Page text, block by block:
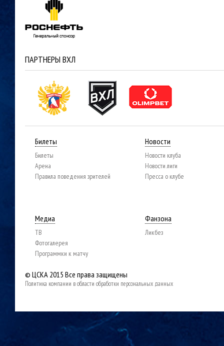
ПАРТНЕРЫ ВХЛ
Билеты
Билеты
Арена
Правила поведения зрителей
Новости
Новости клуба
Новости лиги
Пресса о клубе
Медиа
ТВ
Фотогалерея
Программки к матчу
Фанзона
Ликбез
© ЦСКА 2015 Все права защищены
Политика компании в области обработки персональных данных